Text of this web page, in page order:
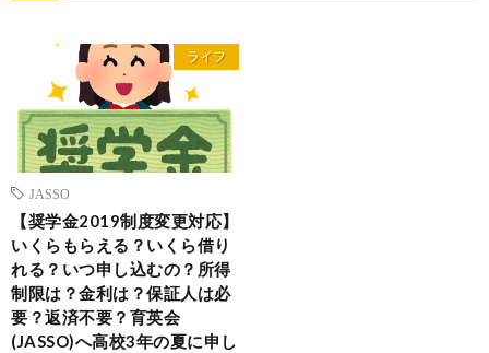
ライフ
JASSO
【奨学金2019制度変更対応】
いくらもらえる？いくら借り
れる？いつ申し込むの？所得
制限は？金利は？保証人は必
要？返済不要？育英会
(JASSO)へ高校3年の夏に申し